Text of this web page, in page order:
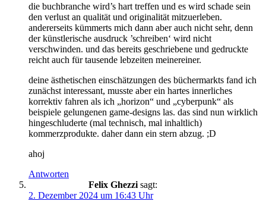
die buchbranche wird’s hart treffen und es wird schade sein
den verlust an qualität und originalität mitzuerleben.
andererseits kümmerts mich dann aber auch nicht sehr, denn
der künstlerische ausdruck ’schreiben‘ wird nicht
verschwinden. und das bereits geschriebene und gedruckte
reicht auch für tausende lebzeiten meinereiner.
deine ästhetischen einschätzungen des büchermarkts fand ich
zunächst interessant, musste aber ein hartes innerliches
korrektiv fahren als ich „horizon“ und „cyberpunk“ als
beispiele gelungenen game-designs las. das sind nun wirklich
hingeschluderte (mal technisch, mal inhaltlich)
kommerzprodukte. daher dann ein stern abzug. ;D
ahoj
Antworten
Felix Ghezzi sagt:
2. Dezember 2024 um 16:43 Uhr